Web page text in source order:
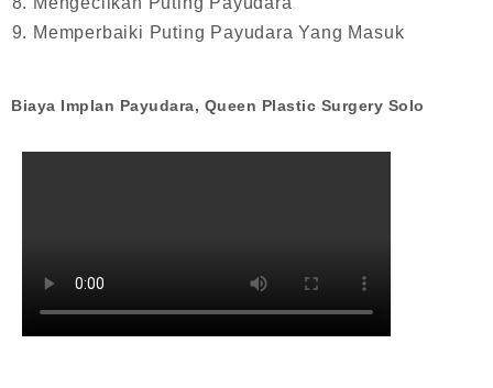
Memperbaiki Puting Payudara Yang Masuk
Biaya Implan Payudara, Queen Plastic Surgery Solo